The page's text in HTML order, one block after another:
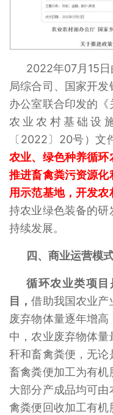
2022年07月15
局综合司、国家开
办公室联合印发的
农业农村基础设
〔2022〕20号）文
农业、绿色种养循
推进畜禽粪污资源化
用示范基地，开发农
持农业绿色装备的
持续发展。
四、商业运营模
循环农业类项
目，借助我国农业产
废弃物体量逐年增
中，农业废弃物体
秆和畜禽粪便，无
畜禽粪便加工为有
大部分产成品均可
禽粪便回收加工有